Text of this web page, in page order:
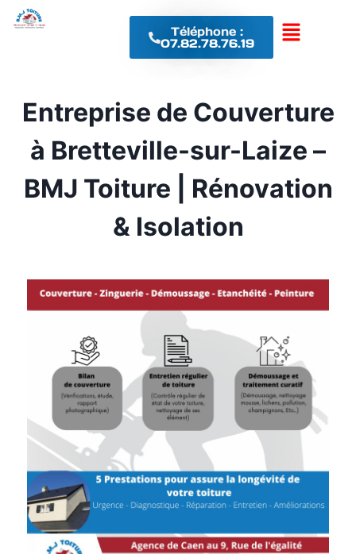
Téléphone :
07.82.78.76.19
Entreprise de Couverture
à Bretteville-sur-Laize –
BMJ Toiture | Rénovation
& Isolation